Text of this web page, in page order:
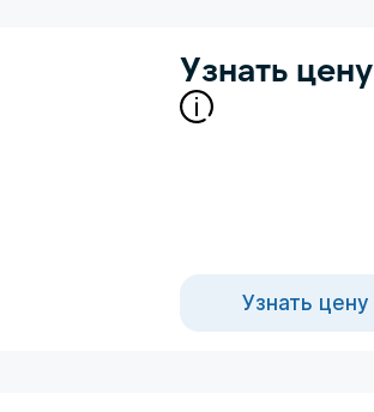
Узнать цену
Узнать цену